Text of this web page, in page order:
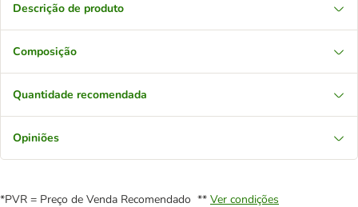
Descrição de produto
Composição
Quantidade recomendada
Opiniões
*PVR = Preço de Venda Recomendado ** Ver condições